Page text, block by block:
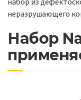
неразрушающего
Набор